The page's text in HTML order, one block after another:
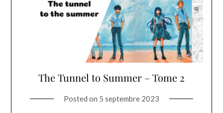
The Tunnel to Summer – Tome 2
Posted on 5 septembre 2023